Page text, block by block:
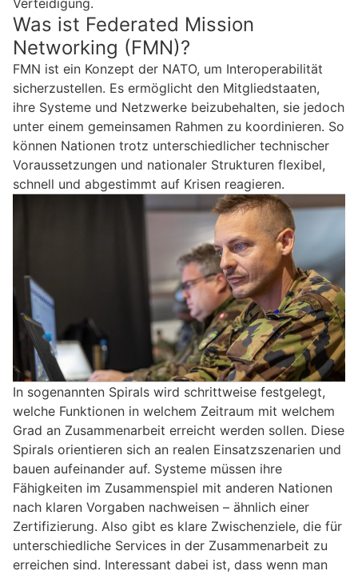
Verteidigung.
Was ist Federated Mission
Networking (FMN)?
FMN ist ein Konzept der NATO, um Interoperabilität
sicherzustellen. Es ermöglicht den Mitgliedstaaten,
ihre Systeme und Netzwerke beizubehalten, sie jedoch
unter einem gemeinsamen Rahmen zu koordinieren. So
können Nationen trotz unterschiedlicher technischer
Voraussetzungen und nationaler Strukturen flexibel,
schnell und abgestimmt auf Krisen reagieren.
In sogenannten Spirals wird schrittweise festgelegt,
welche Funktionen in welchem Zeitraum mit welchem
Grad an Zusammenarbeit erreicht werden sollen. Diese
Spirals orientieren sich an realen Einsatzszenarien und
bauen aufeinander auf. Systeme müssen ihre
Fähigkeiten im Zusammenspiel mit anderen Nationen
nach klaren Vorgaben nachweisen – ähnlich einer
Zertifizierung. Also gibt es klare Zwischenziele, die für
unterschiedliche Services in der Zusammenarbeit zu
erreichen sind. Interessant dabei ist, dass wenn man